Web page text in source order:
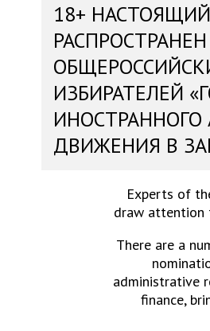
18+
ИЗБИРАТЕЛЕЙ
ДВИЖЕНИЯ В
Experts of
draw attention
There are a
administrative
finance,